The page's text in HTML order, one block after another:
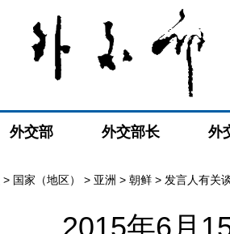
外交部 外交部长 外
> 国家（地区） > 亚洲 > 朝鲜 > 发言人有关
2015年6月